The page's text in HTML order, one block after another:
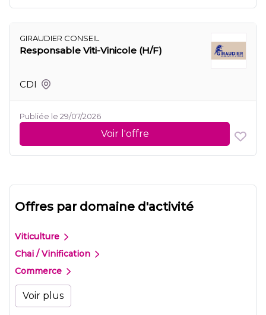
GIRAUDIER CONSEIL
Responsable Viti-Vinicole (H/F)
CDI
Publiée le 29/07/2026
Voir l'offre
Offres par domaine d'activité
Viticulture
Chai / Vinification
Commerce
Voir plus